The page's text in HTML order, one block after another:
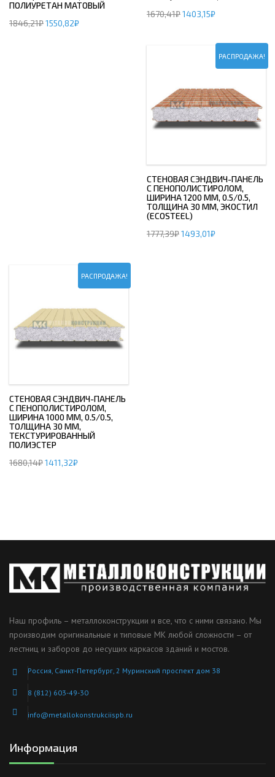
ПОЛИУРЕТАН МАТОВЫЙ
1846,21₽1550,82₽
1670,41₽1403,15₽
РАСПРОДАЖА!
СТЕНОВАЯ СЭНДВИЧ-ПАНЕЛЬ
С ПЕНОПОЛИСТИРОЛОМ,
ШИРИНА 1200 ММ, 0.5/0.5,
ТОЛЩИНА 30 ММ, ЭКОСТИЛ
(ECOSTEEL)
1777,39₽1493,01₽
РАСПРОДАЖА!
СТЕНОВАЯ СЭНДВИЧ-ПАНЕЛЬ
С ПЕНОПОЛИСТИРОЛОМ,
ШИРИНА 1000 ММ, 0.5/0.5,
ТОЛЩИНА 30 ММ,
ТЕКСТУРИРОВАННЫЙ
ПОЛИЭСТЕР
1680,14₽1411,32₽
Наш профиль – металлоконструкции и все, что с ними связано. Мы
производим оригинальные и типовые МК любой сложности – от
лестниц и заборов до несущих каркасов зданий и мостов.
Россия, Санкт-Петербург, 2 Муринский проспект дом 38
8 (812) 603-49-30
info@metallokonstrukciispb.ru
Информация